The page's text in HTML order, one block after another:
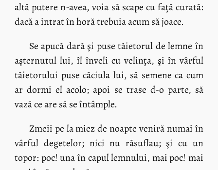
altă putere n-avea, voia să scape cu faţă curată:
dacă a intrat în horă trebuia acum să joace.
Se apucă dară şi puse tăietorul de lemne în
aşternutul lui, îl înveli cu velinţa, şi în vârful
tăietorului puse căciula lui, să semene ca cum
ar dormi el acolo; apoi se trase d-o parte, să
vază ce are să se întâmple.
Zmeii pe la miez de noapte veniră numai în
vârful degetelor; nici nu răsuflau; şi cu un
topor: poc! una în capul lemnului, mai poc! mai